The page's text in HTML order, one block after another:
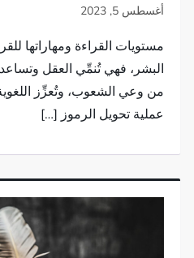
مستويات القراءة ومهاراتها
البشر، فهي تُنمِّي العقل
من وعي الشعوب، وتُعزِّز
عملية تحويل الرموز […]